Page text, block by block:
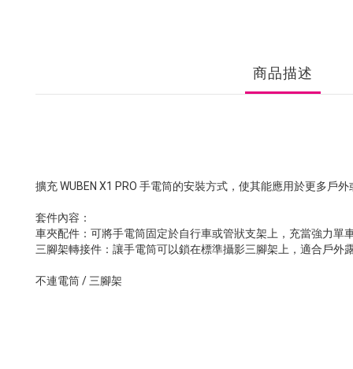
商品描述
擴充 WUBEN X1 PRO 手電筒的安裝方式，使其能應用於更多戶
套件內容：
車夾配件：可將手電筒固定於自行車或管狀支架上，充當強力單
三腳架轉接件：讓手電筒可以鎖在標準攝影三腳架上，適合戶外
不連電筒 / 三腳架